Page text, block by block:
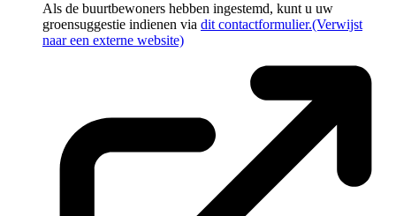
Als de buurtbewoners hebben ingestemd, kunt u uw
groensuggestie indienen via dit contactformulier.(Verwijst
naar een externe website)